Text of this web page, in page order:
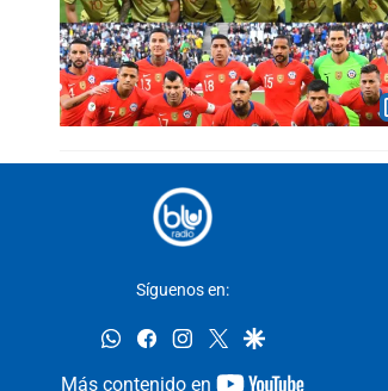
Síguenos en:
whatsappfacebookinstagram
twittergoogle
Más contenido en youtube-